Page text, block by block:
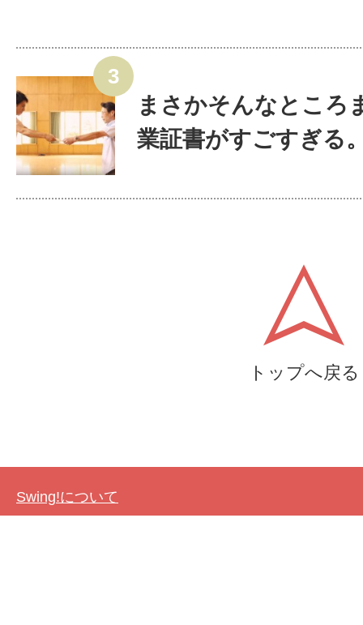
まさかそんなところ
業証書がすごすぎる
トップへ戻る
Swing!について